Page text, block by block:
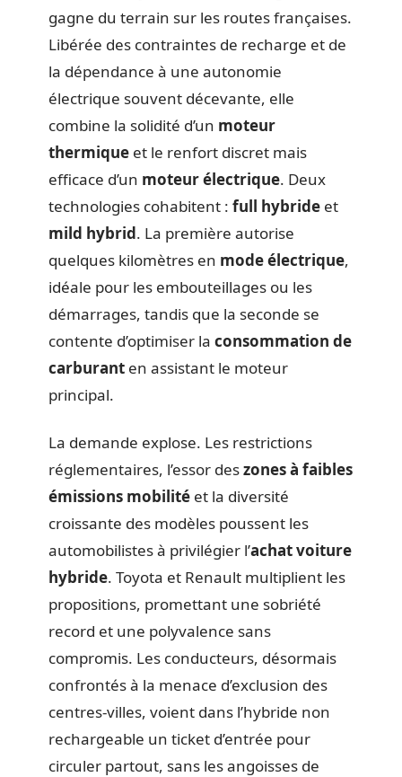
gagne du terrain sur les routes françaises.
Libérée des contraintes de recharge et de
la dépendance à une autonomie
électrique souvent décevante, elle
combine la solidité d’un moteur
thermique et le renfort discret mais
efficace d’un moteur électrique. Deux
technologies cohabitent : full hybride et
mild hybrid. La première autorise
quelques kilomètres en mode électrique,
idéale pour les embouteillages ou les
démarrages, tandis que la seconde se
contente d’optimiser la consommation de
carburant en assistant le moteur
principal.
La demande explose. Les restrictions
réglementaires, l’essor deszones à faibles
émissions mobilité et la diversité
croissante des modèles poussent les
automobilistes à privilégier l’achat voiture
hybride. Toyota et Renault multiplient les
propositions, promettant une sobriété
record et une polyvalence sans
compromis. Les conducteurs, désormais
confrontés à la menace d’exclusion des
centres-villes, voient dans l’hybride non
rechargeable un ticket d’entrée pour
circuler partout, sans les angoisses de